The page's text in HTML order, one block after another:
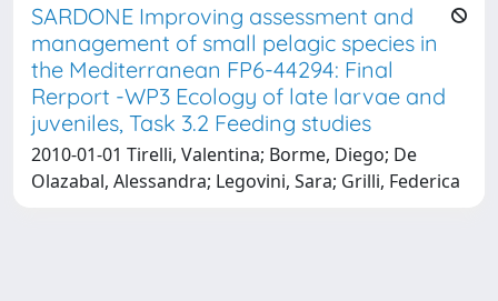
SARDONE Improving assessment and
management of small pelagic species in
the Mediterranean FP6-44294: Final
Rerport -WP3 Ecology of late larvae and
juveniles, Task 3.2 Feeding studies
2010-01-01 Tirelli, Valentina; Borme, Diego; De
Olazabal, Alessandra; Legovini, Sara; Grilli, Federica